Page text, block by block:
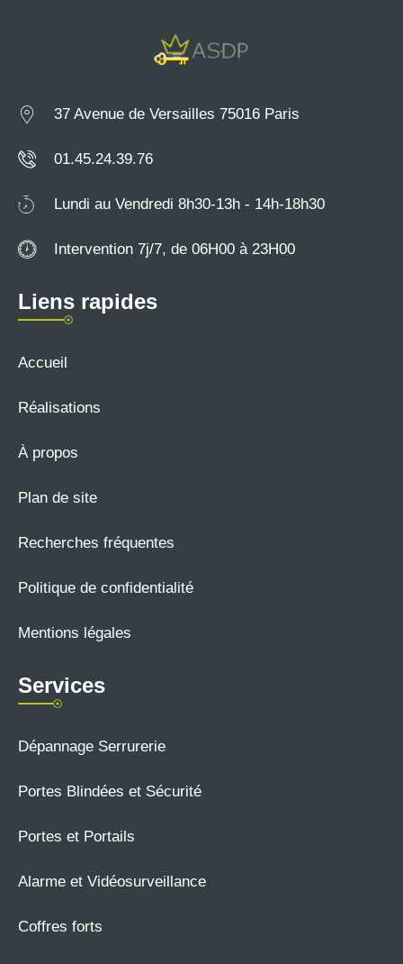
37 Avenue de Versailles 75016 Paris
01.45.24.39.76
Lundi au Vendredi 8h30-13h - 14h-18h30
Intervention 7j/7, de 06H00 à 23H00
Liens rapides
Accueil
Réalisations
À propos
Plan de site
Recherches fréquentes
Politique de confidentialité
Mentions légales
Services
Dépannage Serrurerie
Portes Blindées et Sécurité
Portes et Portails
Alarme et Vidéosurveillance
Coffres forts